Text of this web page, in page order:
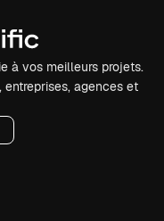
à vos meilleurs projets.
entreprises, agences et